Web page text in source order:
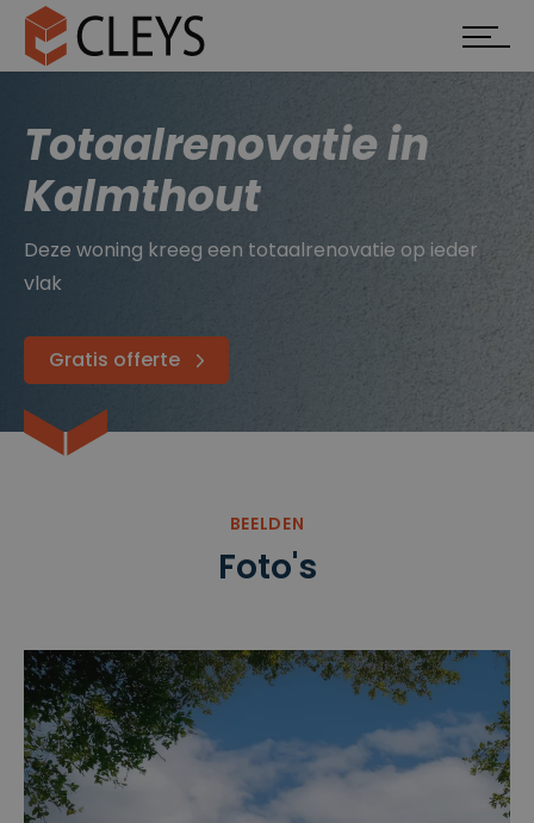
Totaalrenovatie in
Kalmthout
Deze woning kreeg een totaalrenovatie op ieder
vlak
Gratis offerte
BEELDEN
Foto's